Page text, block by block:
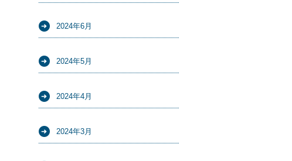
2024年6月
2024年5月
2024年4月
2024年3月